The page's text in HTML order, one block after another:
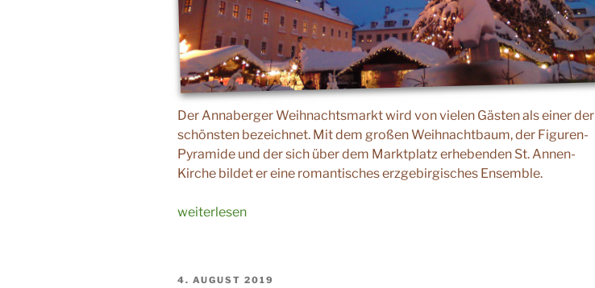
Der Annaberger Weihnachtsmarkt wird von vielen Gästen als einer der
schönsten bezeichnet. Mit dem großen Weihnachtbaum, der Figuren-
Pyramide und der sich über dem Marktplatz erhebenden St. Annen-
Kirche bildet er eine romantisches erzgebirgisches Ensemble.
„Annaberger
weiterlesen
VERÖFFENTLICHT
4. AUGUST 2019